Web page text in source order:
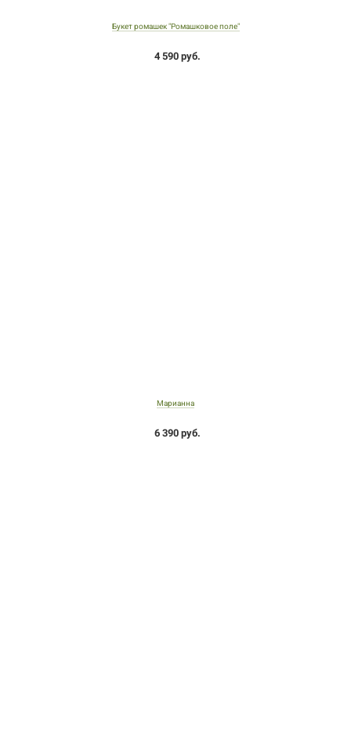
Букет ромашек "Ромашковое поле"
4 590 руб.
Марианна
6 390 руб.